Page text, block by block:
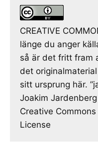
CREATIVE
länge du anger
så är det fritt fram
det
sitt ursprung här.
Joakim
Creative
License